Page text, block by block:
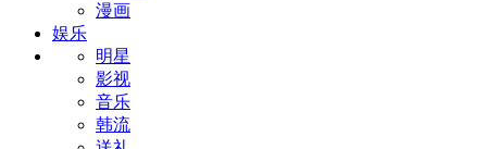
漫画
娱乐
明星
影视
音乐
韩流